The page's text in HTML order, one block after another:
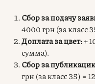
Сбор за подачу
4000 грн (за класс
Доплата за цвет:+
сумма).
Сбор за
грн (за класс 35) =